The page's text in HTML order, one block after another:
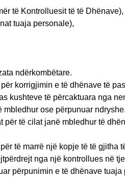
të Kontrolluesit të të Dhënave),
tuaja personale),
ndërkombëtare.
korrigjimin e të dhënave të
kushteve të përcaktuara nga
ose përpunuar ndryshe.
për të cilat janë mbledhur të
të marrë një kopje të të
nga një kontrollues në
përpunimin e të dhënave